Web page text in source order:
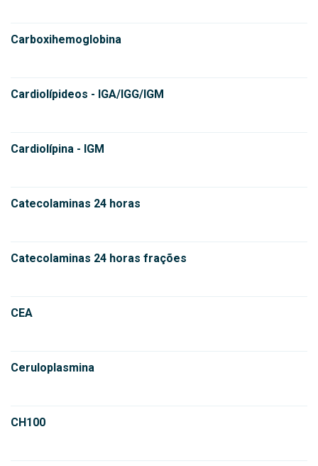
Carboxihemoglobina
Cardiolípideos - IGA/IGG/IGM
Cardiolípina - IGM
Catecolaminas 24 horas
Catecolaminas 24 horas frações
CEA
Ceruloplasmina
CH100